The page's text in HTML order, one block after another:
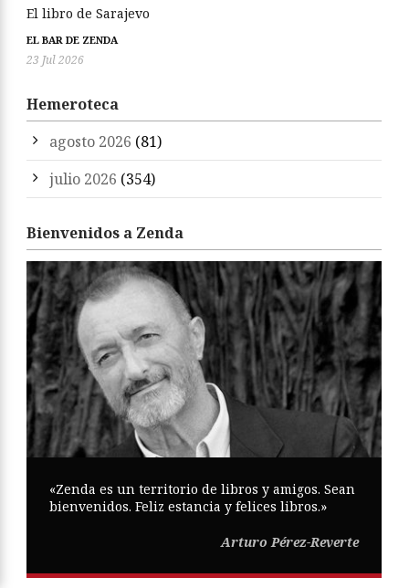
El libro de Sarajevo
EL BAR DE ZENDA
23 Jul 2026
Hemeroteca
agosto 2026 (81)
julio 2026 (354)
Bienvenidos a Zenda
«Zenda es un territorio de libros y amigos. Sean
bienvenidos. Feliz estancia y felices libros.»
Arturo Pérez-Reverte